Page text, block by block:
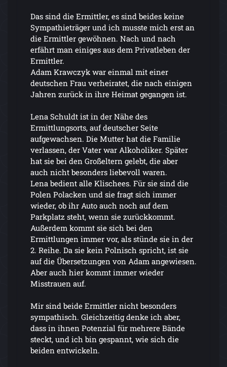
Das sind die Ermittler, es sind beides keine
Sympathieträger und ich musste mich erst an
die Ermittler gewöhnen. Nach und nach
erfährt man einiges aus dem Privatleben der
Ermittler.
Adam Krawczyk war einmal mit einer
deutschen Frau verheiratet, die nach einigen
Jahren zurück in ihre Heimat gegangen ist.
Lena Schuldt ist in der Nähe des
Ermittlungsorts, auf deutscher Seite
aufgewachsen. Die Mutter hat die Familie
verlassen, der Vater war Alkoholiker. Später
hat sie bei den Großeltern gelebt, die aber
auch nicht besonders liebevoll waren.
Lena bedient alle Klischees. Für sie sind die
Polen Polacken und sie fragt sich immer
wieder, ob ihr Auto auch noch auf dem
Parkplatz steht, wenn sie zurückkommt.
Außerdem kommt sie sich bei den
Ermittlungen immer vor, als stünde sie in der
2. Reihe. Da sie kein Polnisch spricht, ist sie
auf die Übersetzungen von Adam angewiesen.
Aber auch hier kommt immer wieder
Misstrauen auf.
Mir sind beide Ermittler nicht besonders
sympathisch. Gleichzeitig denke ich aber,
dass in ihnen Potenzial für mehrere Bände
steckt, und ich bin gespannt, wie sich die
beiden entwickeln.